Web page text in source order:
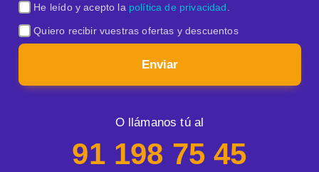
He leído y acepto la política de privacidad
Quiero recibir vuestras ofertas y descuentos
Enviar
O llámanos tú al
91 198 75 45